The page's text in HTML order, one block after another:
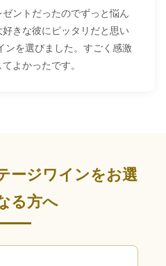
ントだったのでずっと悩ん
きな彼にピッタリだと思い
ンを選びました。すごく感激
よかったです。
ージワインをお選
る方へ